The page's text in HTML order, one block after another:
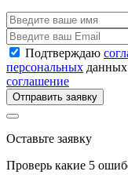
Подтверждаю
персональных
соглашение
Отправить заявку
Оставьте заявку
Проверь какие 5